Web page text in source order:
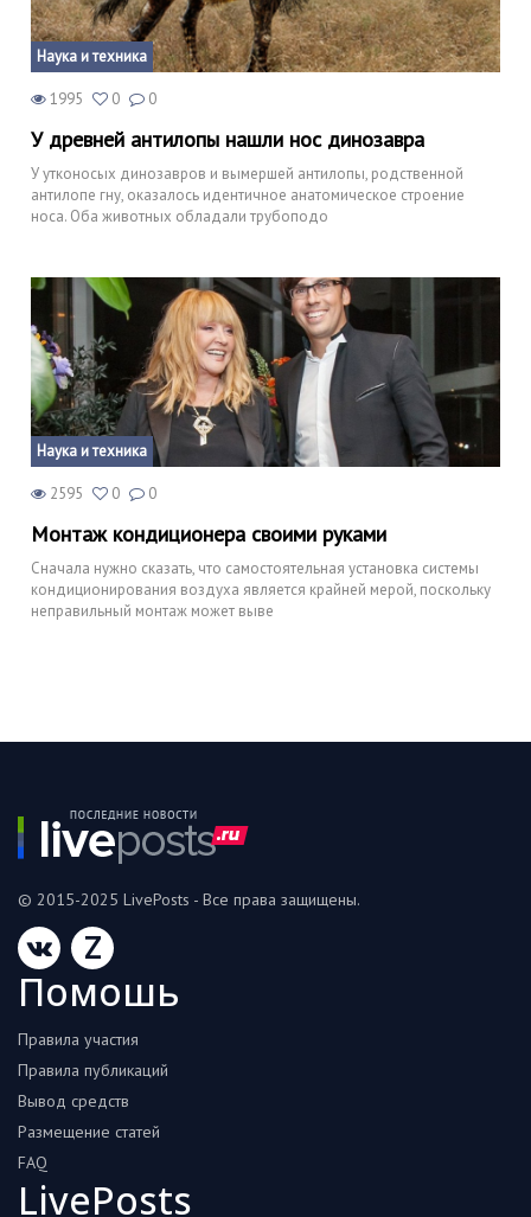
Наука и техника
1995 0 0
У древней антилопы нашли нос динозавра
У утконосых динозавров и вымершей антилопы, родственной
антилопе гну, оказалось идентичное анатомическое строение
носа. Оба животных обладали трубоподо
Наука и техника
2595 0 0
Монтаж кондиционера своими руками
Сначала нужно сказать, что самостоятельная установка системы
кондиционирования воздуха является крайней мерой, поскольку
неправильный монтаж может выве
© 2015-2025 LivePosts - Все права защищены.
Z
Помошь
Правила участия
Правила публикаций
Вывод средств
Размещение статей
FAQ
LivePosts